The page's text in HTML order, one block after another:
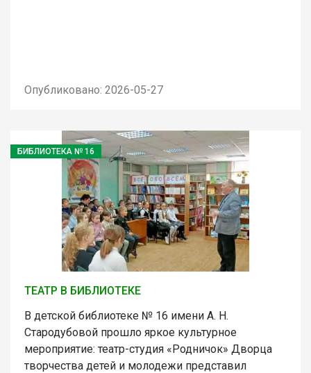
Опубликовано: 2026-05-27
БИБЛИОТЕКА № 16
ТЕАТР В БИБЛИОТЕКЕ
В детской библиотеке № 16 имени А. Н.
Стародубовой прошло яркое культурное
мероприятие: театр-студия «Родничок» Дворца
творчества детей и молодежи представил